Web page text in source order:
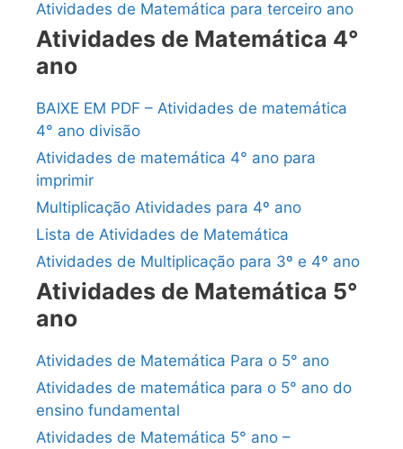
Atividades de Matemática para terceiro ano
Atividades de Matemática 4°
ano
BAIXE EM PDF – Atividades de matemática
4° ano divisão
Atividades de matemática 4° ano para
imprimir
Multiplicação Atividades para 4º ano
Lista de Atividades de Matemática
Atividades de Multiplicação para 3º e 4º ano
Atividades de Matemática 5°
ano
Atividades de Matemática Para o 5° ano
Atividades de matemática para o 5° ano do
ensino fundamental
Atividades de Matemática 5° ano –